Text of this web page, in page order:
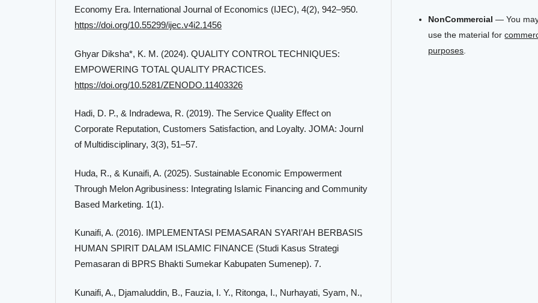
Economy Era. International Journal of Economics (IJEC), 4(2), 942–950.
https://doi.org/10.55299/ijec.v4i2.1456
Ghyar Diksha*, K. M. (2024). QUALITY CONTROL TECHNIQUES:
EMPOWERING TOTAL QUALITY PRACTICES.
https://doi.org/10.5281/ZENODO.11403326
Hadi, D. P., & Indradewa, R. (2019). The Service Quality Effect on
Corporate Reputation, Customers Satisfaction, and Loyalty. JOMA: Journl
of Multidisciplinary, 3(3), 51–57.
Huda, R., & Kunaifi, A. (2025). Sustainable Economic Empowerment
Through Melon Agribusiness: Integrating Islamic Financing and Community
Based Marketing. 1(1).
Kunaifi, A. (2016). IMPLEMENTASI PEMASARAN SYARI’AH BERBASIS
HUMAN SPIRIT DALAM ISLAMIC FINANCE (Studi Kasus Strategi
Pemasaran di BPRS Bhakti Sumekar Kabupaten Sumenep). 7.
Kunaifi, A., Djamaluddin, B., Fauzia, I. Y., Ritonga, I., Nurhayati, Syam, N.,
NonCommercial — You
use the material for
purposes